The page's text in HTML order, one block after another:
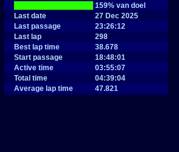
159% van doel
Last date
27 Dec 2025
Last passage
23:26:12
Last lap
298
Best lap time
38.678
Start passage
18:48:01
Active time
03:55:07
Total time
04:39:04
Average lap time
47.821